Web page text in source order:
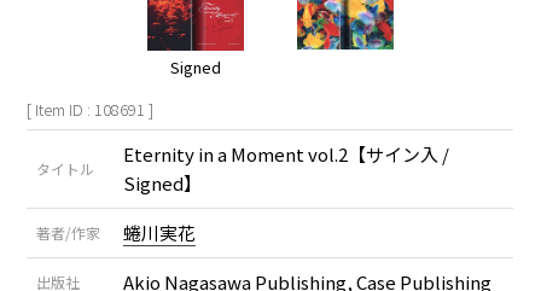
Signed
[ Item ID : 108691 ]
タイトル
Eternity in a Moment vol.2【サイン入 /
Signed】
著者/作家 蜷川実花
出版社 Akio Nagasawa Publishing, Case Publishing